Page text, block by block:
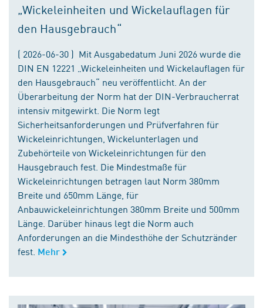
„Wickeleinheiten und Wickelauflagen für
den Hausgebrauch“
( 2026-06-30 ) Mit Ausgabedatum Juni 2026 wurde die
DIN EN 12221 „Wickeleinheiten und Wickelauflagen für
den Hausgebrauch“ neu veröffentlicht. An der
Überarbeitung der Norm hat der DIN-Verbraucherrat
intensiv mitgewirkt. Die Norm legt
Sicherheitsanforderungen und Prüfverfahren für
Wickeleinrichtungen, Wickelunterlagen und
Zubehörteile von Wickeleinrichtungen für den
Hausgebrauch fest. Die Mindestmaße für
Wickeleinrichtungen betragen laut Norm 380mm
Breite und 650mm Länge, für
Anbauwickeleinrichtungen 380mm Breite und 500mm
Länge. Darüber hinaus legt die Norm auch
Anforderungen an die Mindesthöhe der Schutzränder
fest. Mehr